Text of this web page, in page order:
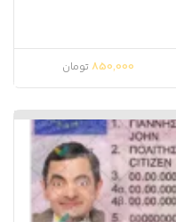
850,000 تومان